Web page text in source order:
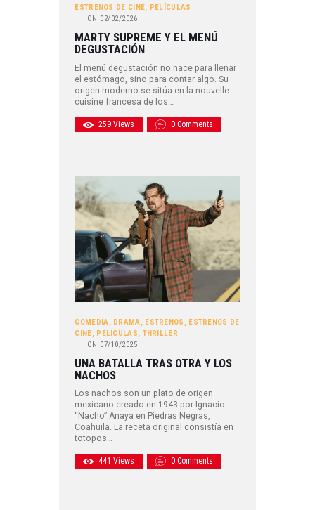
ESTRENOS DE CINE, PELÍCULAS
ON 02/02/2026
MARTY SUPREME Y EL MENÚ
DEGUSTACIÓN
El menú degustación no nace para llenar
el estómago, sino para contar algo. Su
origen moderno se sitúa en la nouvelle
cuisine francesa de los…
259 Views 0 Comments
COMEDIA, DRAMA, ESTRENOS , ESTRENOS DE
CINE, PELÍCULAS, THRILLER
ON 07/10/2025
UNA BATALLA TRAS OTRA Y LOS
NACHOS
Los nachos son un plato de origen
mexicano creado en 1943 por Ignacio
“Nacho” Anaya en Piedras Negras,
Coahuila. La receta original consistía en
totopos…
441 Views 0 Comments